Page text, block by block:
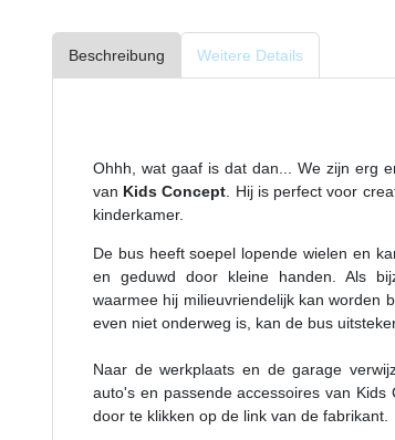
Beschreibung Weitere Details
Ohhh, wat gaaf is dat dan... We zijn erg
van Kids Concept. Hij is perfect voor
kinderkamer.
De bus heeft soepel lopende wielen en
en geduwd door kleine handen. Als
waarmee hij milieuvriendelijk kan worden
even niet onderweg is, kan de bus
Naar de werkplaats en de garage
auto's en passende accessoires van
door te klikken op de link van de fabrikant.